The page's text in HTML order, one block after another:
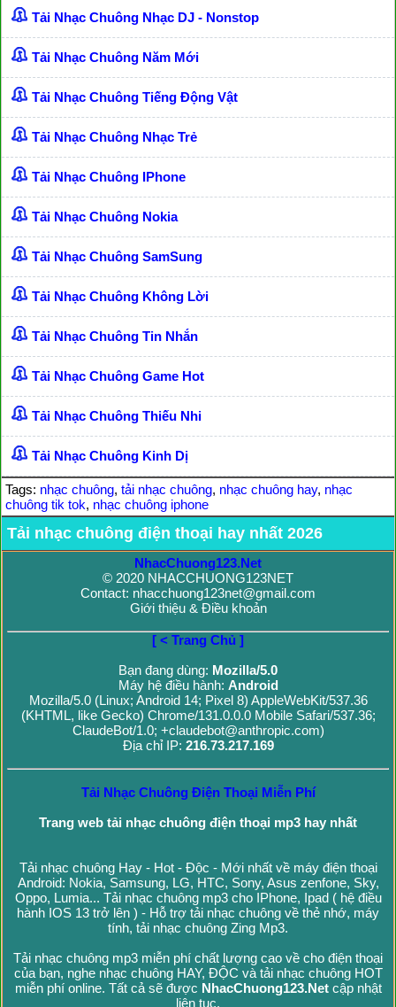
Tải Nhạc Chuông Nhạc DJ - Nonstop
Tải Nhạc Chuông Năm Mới
Tải Nhạc Chuông Tiếng Động Vật
Tải Nhạc Chuông Nhạc Trẻ
Tải Nhạc Chuông IPhone
Tải Nhạc Chuông Nokia
Tải Nhạc Chuông SamSung
Tải Nhạc Chuông Không Lời
Tải Nhạc Chuông Tin Nhắn
Tải Nhạc Chuông Game Hot
Tải Nhạc Chuông Thiếu Nhi
Tải Nhạc Chuông Kinh Dị
Tags: nhạc chuông, tải nhạc chuông, nhạc chuông hay, nhạc
chuông tik tok, nhạc chuông iphone
Tải nhạc chuông điện thoại hay nhất 2026
NhacChuong123.Net
© 2020 NHACCHUONG123NET
Contact: nhacchuong123net@gmail.com
Giới thiệu & Điều khoản
[ < Trang Chủ ]
Bạn đang dùng: Mozilla/5.0
Máy hệ điều hành: Android
Mozilla/5.0 (Linux; Android 14; Pixel 8) AppleWebKit/537.36
(KHTML, like Gecko) Chrome/131.0.0.0 Mobile Safari/537.36;
ClaudeBot/1.0; +claudebot@anthropic.com)
Địa chỉ IP: 216.73.217.169
Tải Nhạc Chuông Điện Thoại Miễn Phí
Trang web tải nhạc chuông điện thoại mp3 hay nhất
Tải nhạc chuông Hay - Hot - Độc - Mới nhất về máy điện thoại
Android: Nokia, Samsung, LG, HTC, Sony, Asus zenfone, Sky,
Oppo, Lumia... Tải nhạc chuông mp3 cho IPhone, Ipad ( hệ điều
hành IOS 13 trở lên ) - Hỗ trợ tải nhạc chuông về thẻ nhớ, máy
tính, tải nhạc chuông Zing Mp3.
Tải nhạc chuông mp3 miễn phí chất lượng cao về cho điện thoại
của bạn, nghe nhạc chuông HAY, ĐỘC và tải nhạc chuông HOT
miễn phí online. Tất cả sẽ được NhacChuong123.Netcập nhật
liên tục.